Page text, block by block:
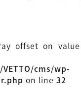
offset on
cms/wp-
on line32